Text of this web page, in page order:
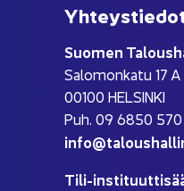
Suo­men
Sa­lo­mon­ka­tu 17 A
00100 HEL­SIN­KI
Puh. 09 6850 570
Tili-​